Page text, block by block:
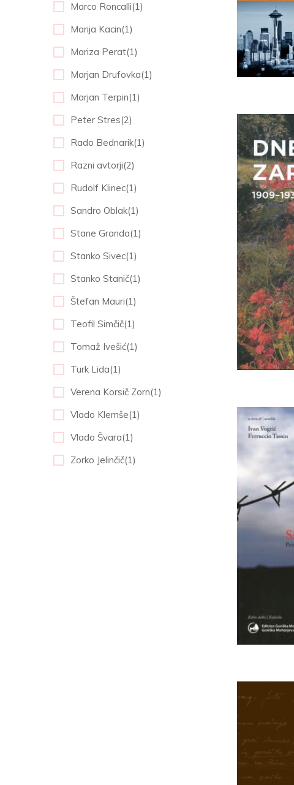
Marco Roncalli(1)
Marija Kacin(1)
Mariza Perat(1)
Marjan Drufovka(1)
Marjan Terpin(1)
Peter Stres(2)
Rado Bednarik(1)
Razni avtorji(2)
Rudolf Klinec(1)
Sandro Oblak(1)
Stane Granda(1)
Stanko Sivec(1)
Stanko Stanič(1)
Štefan Mauri(1)
Teofil Simčič(1)
Tomaž Ivešić(1)
Turk Lida(1)
Verena Korsič Zorn(1)
Vlado Klemše(1)
Vlado Švara(1)
Zorko Jelinčič(1)